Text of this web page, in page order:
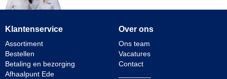
Klantenservice
Assortiment
Bestellen
Betaling en bezorging
Afhaalpunt Ede
Over ons
Ons team
Vacatures
Contact